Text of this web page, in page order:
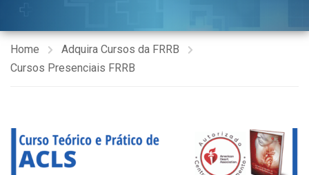
Home
Adquira Cursos da FRRB
Cursos Presenciais FRRB